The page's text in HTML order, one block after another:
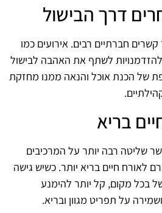
דרך הבישול
קשרים חברתיים רבים. אירועים כמו
להזדמנויות לשתף את האהבה לבישול
של הכנת אוכל והנאה ממנו מחזקת
בריא
שליטה רבה יותר על המרכיבים
לאורח חיים בריא יותר. כשיש גישה
בכל מקום, קל יותר להימנע
על תפריט מגוון ובריא.